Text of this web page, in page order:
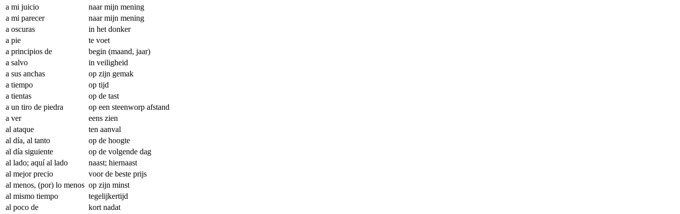
a mi juicio
naar mijn mening
a mi parecer
naar mijn mening
a oscuras
in het donker
a pie
te voet
a principios de
begin (maand, jaar)
a salvo
in veiligheid
a sus anchas
op zijn gemak
a tiempo
op tijd
a tientas
op de tast
a un tiro de piedra
op een steenworp afstand
a ver
eens zien
al ataque
ten aanval
al día, al tanto
op de hoogte
al día siguiente
op de volgende dag
al lado; aquí al lado
naast; hiernaast
al mejor precio
voor de beste prijs
al menos, (por) lo menos op zijn minst
al mismo tiempo
tegelijkertijd
al poco de
kort nadat